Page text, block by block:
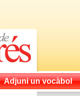
Adjuni un vocàbol